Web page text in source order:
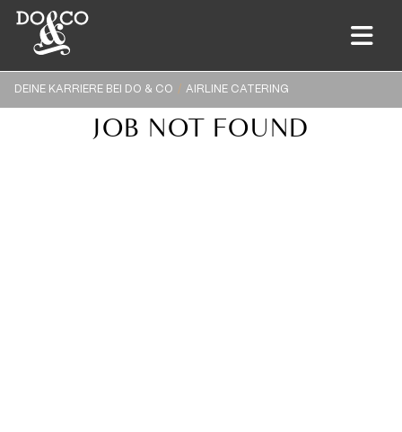
DEINE KARRIERE BEI DO & CO AIRLINE CATERING
JOB NOT FOUND